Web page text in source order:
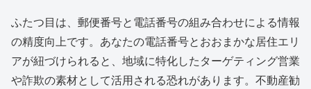
ふたつ目は、郵便番号と電話番号の組み合わせによる情報
の精度向上です。あなたの電話番号とおおまかな居住エリ
アが紐づけられると、地域に特化したターゲティング営業
や詐欺の素材として活用される恐れがあります。不動産勧